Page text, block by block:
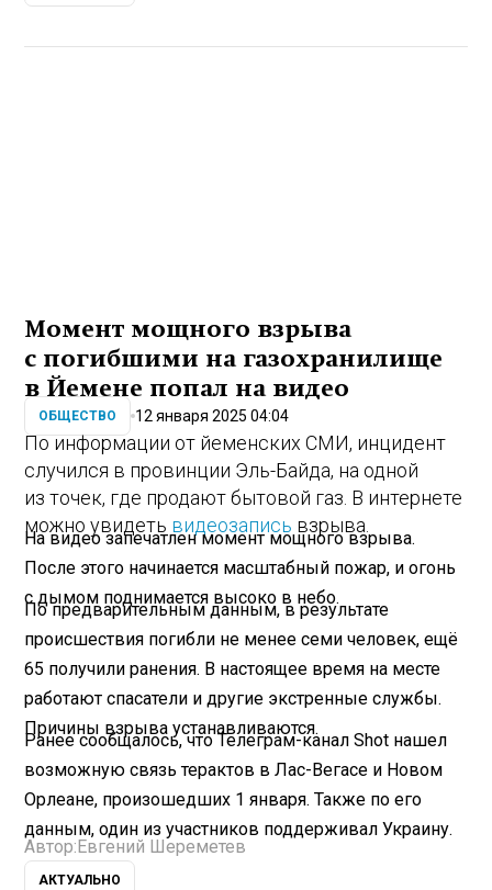
Момент мощного взрыва
с погибшими на газохранилище
в Йемене попал на видео
ОБЩЕСТВО 12 января 2025 04:04
По информации от йеменских СМИ, инцидент
случился в провинции Эль-Байда, на одной
из точек, где продают бытовой газ. В интернете
можно увидеть видеозапись взрыва.
На видео запечатлен момент мощного взрыва.
После этого начинается масштабный пожар, и огонь
с дымом поднимается высоко в небо.
По предварительным данным, в результате
происшествия погибли не менее семи человек, ещё
65 получили ранения. В настоящее время на месте
работают спасатели и другие экстренные службы.
Причины взрыва устанавливаются.
Ранее сообщалось, что Телеграм-канал Shot нашел
возможную связь терактов в Лас-Вегасе и Новом
Орлеане, произошедших 1 января. Также по его
данным, один из участников поддерживал Украину.
Автор: Евгений Шереметев
АКТУАЛЬНО